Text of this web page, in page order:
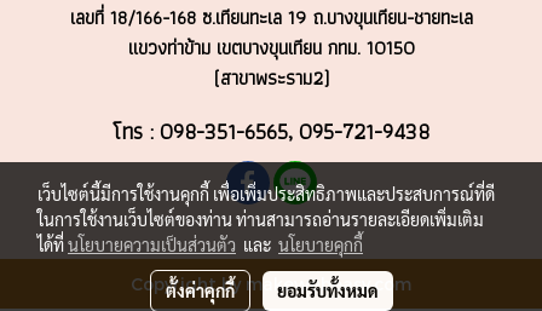
เลขที่ 18/166-168 ซ.เทียนทะเล 19 ถ.บางขุนเทียน-ชายทะเล
แขวงท่าข้าม เขตบางขุนเทียน กทม. 10150
(สาขาพระราม2)
โทร : 098-351-6565, 095-721-9438
Copyright by makewebeasy.com
เว็บไซต์นี้มีการใช้งานคุกกี้ เพื่อเพิ่มประสิทธิภาพและประสบการณ์ที่ดี
ในการใช้งานเว็บไซต์ของท่าน ท่านสามารถอ่านรายละเอียดเพิ่มเติม
ได้ที่นโยบายความเป็นส่วนตัว และ นโยบายคุกกี้
ตั้งค่าคุกกี้ ยอมรับทั้งหมด